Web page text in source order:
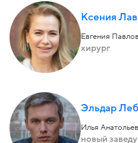
Ксения
Евгения
хирург
Эльдар
Илья
новый